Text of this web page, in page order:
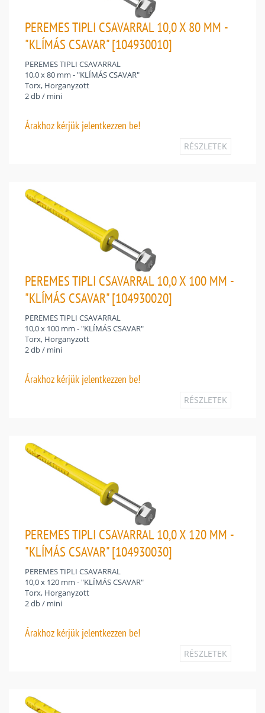
PEREMES TIPLI CSAVARRAL 10,0 X 80 MM -
"KLÍMÁS CSAVAR" [104930010]
PEREMES TIPLI CSAVARRAL
10,0 x 80 mm - "KLÍMÁS CSAVAR"
Torx, Horganyzott
2 db / mini
Árakhoz kérjük jelentkezzen be!
RÉSZLETEK
PEREMES TIPLI CSAVARRAL 10,0 X 100 MM -
"KLÍMÁS CSAVAR" [104930020]
PEREMES TIPLI CSAVARRAL
10,0 x 100 mm - "KLÍMÁS CSAVAR"
Torx, Horganyzott
2 db / mini
Árakhoz kérjük jelentkezzen be!
RÉSZLETEK
PEREMES TIPLI CSAVARRAL 10,0 X 120 MM -
"KLÍMÁS CSAVAR" [104930030]
PEREMES TIPLI CSAVARRAL
10,0 x 120 mm - "KLÍMÁS CSAVAR"
Torx, Horganyzott
2 db / mini
Árakhoz kérjük jelentkezzen be!
RÉSZLETEK